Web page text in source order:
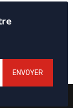
ENVOYER